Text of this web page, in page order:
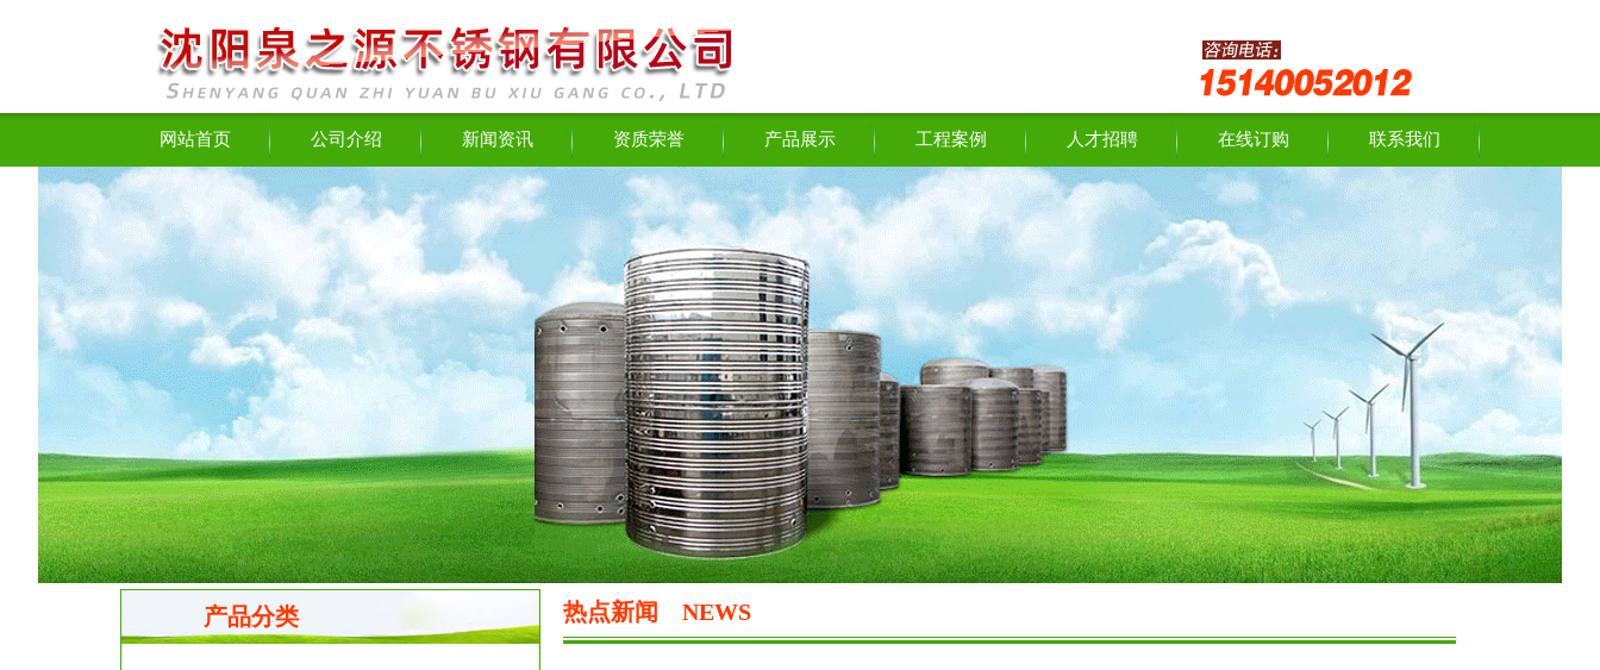
网站首页 公司介绍 新闻资讯 资质荣誉 产品展示 工程案例 人才招聘 在线订购 联系我们
产品分类 热点新闻 NEWS